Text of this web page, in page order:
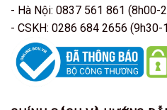
- Hà Nội: 0837 561 861 (8h00-
- CSKH: 0286 684 2656